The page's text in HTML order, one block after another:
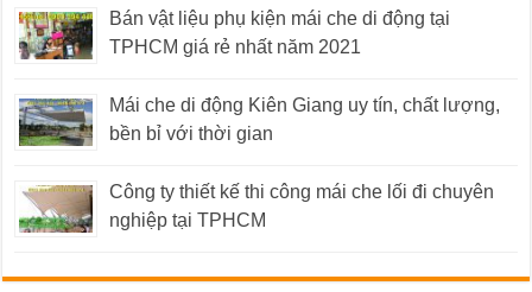
Bán vật liệu phụ kiện mái che di động tại
TPHCM giá rẻ nhất năm 2021
Mái che di động Kiên Giang uy tín, chất lượng,
bền bỉ với thời gian
Công ty thiết kế thi công mái che lối đi chuyên
nghiệp tại TPHCM